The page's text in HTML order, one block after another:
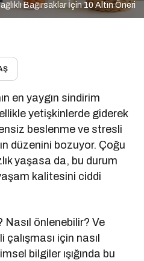
Bağırsaklar İçin 10 Altın Öneri
en yaygın sindirim
yetişkinlerde giderek
beslenme ve stresli
düzenini bozuyor. Çoğu
yaşasa da, bu durum
kalitesini ciddi
Nasıl önlenebilir? Ve
çalışması için nasıl
bilgiler ışığında bu